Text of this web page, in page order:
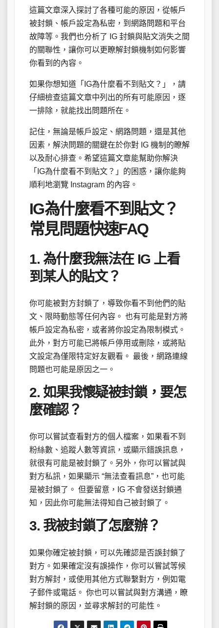
這篇文章深入探討了各種可能的原因，從帳戶
被封鎖、帳戶設定為私密，到網路問題和平台
故障等。我們也分析了 IG 封鎖與貼文消失之間
的關聯性，讓你可以更瞭解封鎖機制如何影響
你看到的內容。
如果你想知道「IG為什麼看不到貼文？」，請
仔細檢查這篇文章中列出的所有可能原因，逐
一排除，就能找出問題所在。
記住，無論是帳戶設定、網路問題，還是其他
因素，解決問題的關鍵在於你對 IG 機制的瞭解
以及耐心排查。希望這篇文章能幫助你解決
「IG為什麼看不到貼文？」的困惑，讓你能夠
順利地瀏覽 Instagram 的內容。
IG為什麼看不到貼文？
常見問題快速FAQ
1. 為什麼我無法在 IG 上看
到某人的貼文？
你可能被對方封鎖了，導致你看不到他們的貼
文、限時動態等任何內容。 也有可能是對方將
帳戶設定為私密，或者將你設定為限制模式。
此外，對方可能已將帳戶停用或刪除，或將貼
文設定為僅限特定好友觀看。 最後，網路連線
問題也可能是原因之一。
2. 如果我懷疑被封鎖，要怎
麼確認？
你可以嘗試查看對方的個人檔案，如果看不到
粉絲數、追蹤人數等資訊，或顯示錯誤訊息，
就很有可能是被封鎖了。另外，你可以嘗試與
對方私訊，如果顯示 “無法查看訊息”，也可能
是被封鎖了。 但要留意，IG 不會發送封鎖通
知，因此你可能無法得知自己被封鎖了。
3. 我被封鎖了怎麼辦？
如果你確定被封鎖，可以先確認是否誤封鎖了
對方。如果確定沒有誤操作，你可以嘗試等候
對方解封，或使用其他方式聯繫對方，例如電
子郵件或電話。 你也可以嘗試與對方溝通，瞭
解封鎖的原因，並尋求解封的可能性。